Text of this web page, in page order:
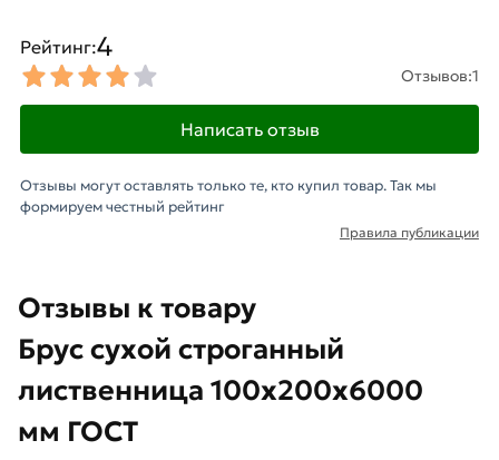
Отзывы к товару
Брус сухой строганный
лиственница 100х200х6000
мм ГОСТ
Рейтинг:4
Отзывов:1
Написать отзыв
Отзывы могут оставлять только те, кто купил товар. Так мы
формируем честный рейтинг
Правила публикации